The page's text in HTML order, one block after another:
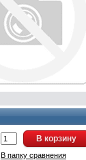
В корзину
В папку сравнения